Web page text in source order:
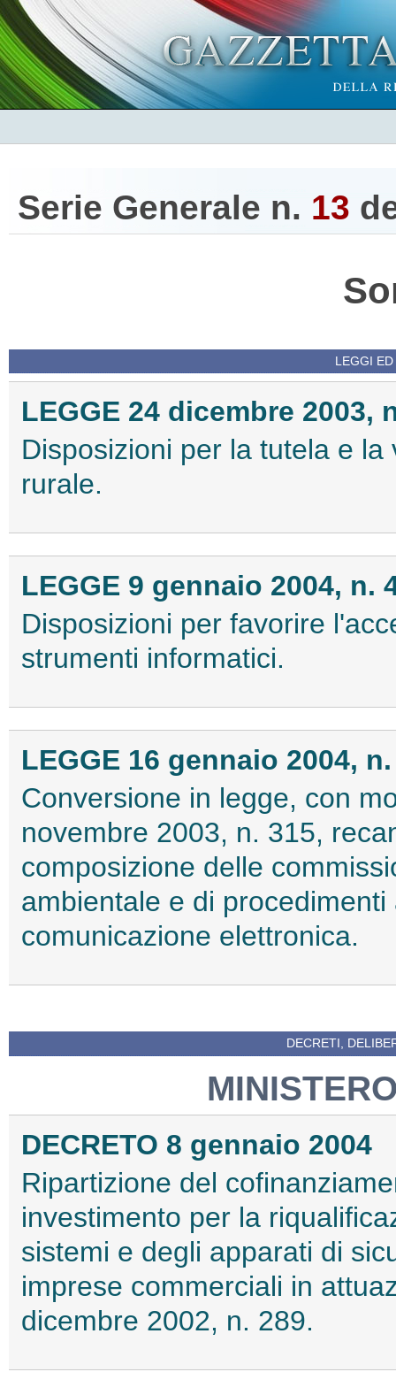
Serie Generale n. 13
LEGGI
LEGGE 24 dicembre 2003,
Disposizioni per la tutela e
rurale.
LEGGE 9 gennaio 2004, n.
Disposizioni per favorire
strumenti informatici.
LEGGE 16 gennaio 2004,
Conversione in legge, con
novembre 2003, n. 315,
composizione delle
ambientale e di
comunicazione elettronica.
DECRETI,
DECRETO 8 gennaio 2004
Ripartizione del
investimento per la
sistemi e degli apparati di
imprese commerciali in
dicembre 2002, n. 289.